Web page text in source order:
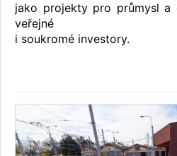
jako projekty pro průmysl a
veřejné
i soukromé investory.